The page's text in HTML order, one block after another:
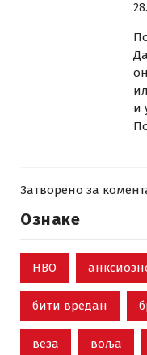
и
Затворено за
Ознаке
НВО
бити вредан
веза воља